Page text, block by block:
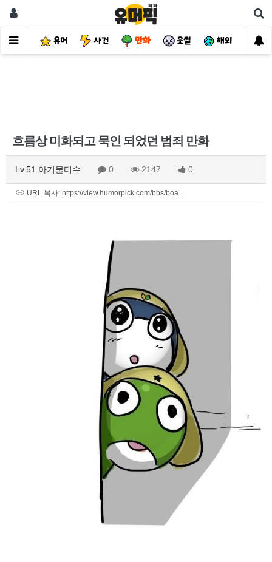
유머 사건 만화 웃썰 해외 핫
흐름상 미화되고 묵인 되었던 범죄 만화
Lv.51 아기물티슈 0 2147 0
URL 복사: https://view.humorpick.com/bbs/boa…